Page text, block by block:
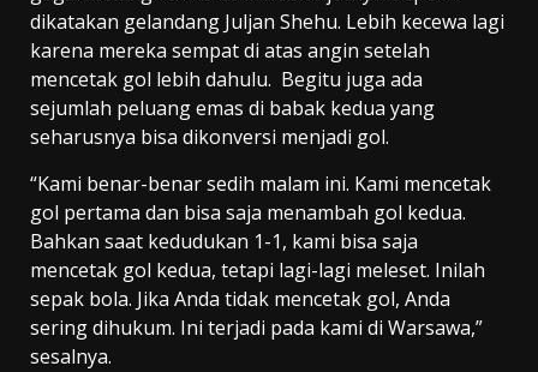
dikatakan gelandang Juljan Shehu. Lebih kecewa lagi
karena mereka sempat di atas angin setelah
mencetak gol lebih dahulu. Begitu juga ada
sejumlah peluang emas di babak kedua yang
seharusnya bisa dikonversi menjadi gol.
“Kami benar-benar sedih malam ini. Kami mencetak
gol pertama dan bisa saja menambah gol kedua.
Bahkan saat kedudukan 1-1, kami bisa saja
mencetak gol kedua, tetapi lagi-lagi meleset. Inilah
sepak bola. Jika Anda tidak mencetak gol, Anda
sering dihukum. Ini terjadi pada kami di Warsawa,”
sesalnya.